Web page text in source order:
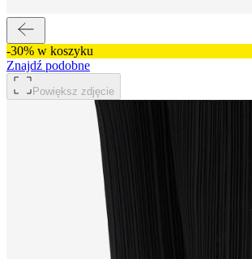
-30% w koszyku
Znajdź podobne
Powiększ zdjęcie